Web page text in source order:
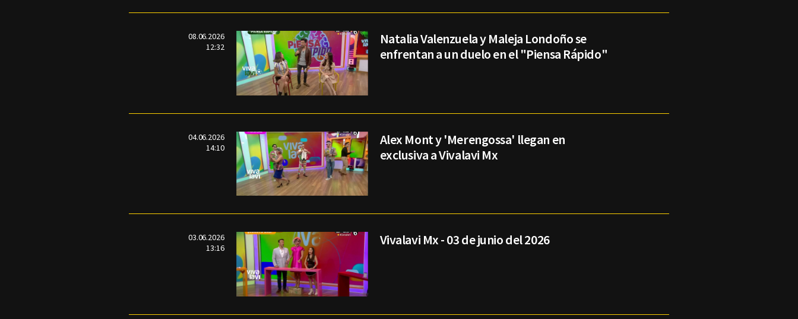
08.06.2026
12:32
Natalia Valenzuela y Maleja Londoño se
enfrentan a un duelo en el "Piensa Rápido"
04.06.2026
14:10
Alex Mont y 'Merengossa' llegan en
exclusiva a Vivalavi Mx
03.06.2026
13:16
Vivalavi Mx - 03 de junio del 2026